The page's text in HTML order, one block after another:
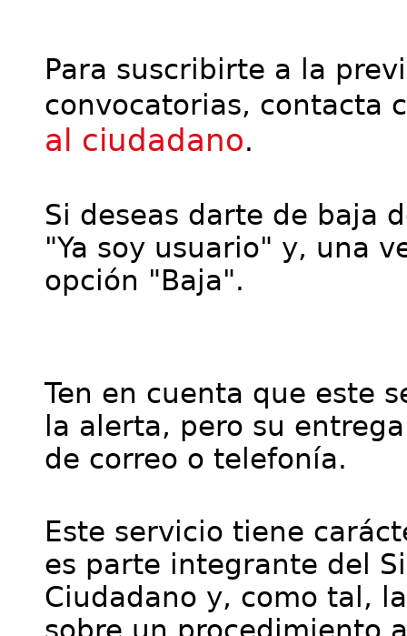
Para suscribirte a la
convocatorias, contacta
al ciudadano.
Si deseas darte de baja
"Ya soy usuario" y, una
opción "Baja".
Ten en cuenta que este
la alerta, pero su
de correo o telefonía.
Este servicio tiene
es parte integrante del
Ciudadano y, como tal,